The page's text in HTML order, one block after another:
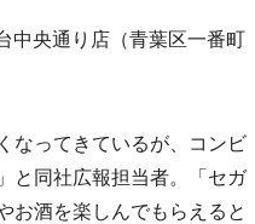
中央通り店（青葉区一番町
なってきているが、コンビ
と同社広報担当者。「セガ
お酒を楽しんでもらえると